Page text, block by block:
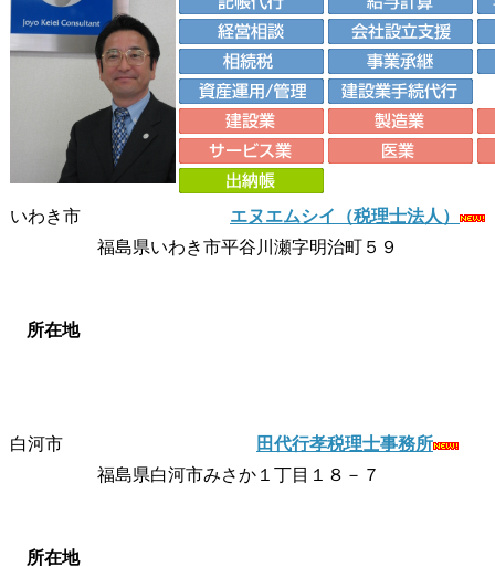
いわき市 エヌエムシイ（税理士法人）
所在地
福島県いわき市平谷川瀬字明治町５９
白河市 田代行孝税理士事務所
所在地
福島県白河市みさか１丁目１８－７